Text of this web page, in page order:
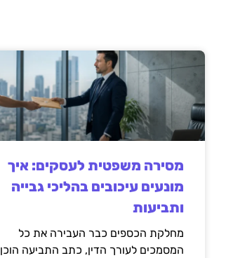
מסירה משפטית לעסקים: איך
מונעים עיכובים בהליכי גבייה
ותביעות
מחלקת הכספים כבר העבירה את כל
המסמכים לעורך הדין, כתב התביעה הוכן